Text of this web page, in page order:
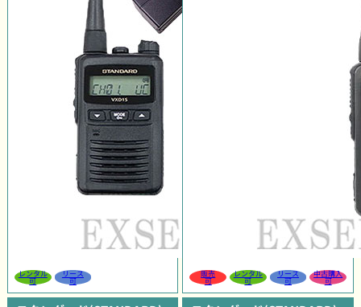
レンタル
可
リース
可
販売
可
レンタル
可
リース
可
中古購入
可